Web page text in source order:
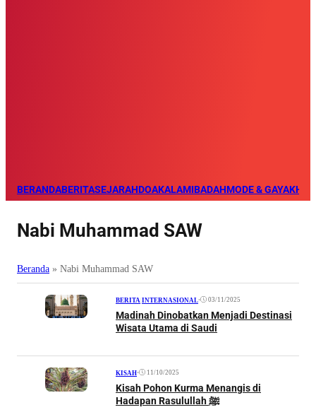
BERANDABERITASEJARAHDOAKALAMIBADAHMODE & GAYA
Nabi Muhammad SAW
Beranda » Nabi Muhammad SAW
BERITA INTERNASIONAL• 03/11/2025
Madinah Dinobatkan Menjadi Destinasi
Wisata Utama di Saudi
KISAH• 11/10/2025
Kisah Pohon Kurma Menangis di
Hadapan Rasulullah ﷺ